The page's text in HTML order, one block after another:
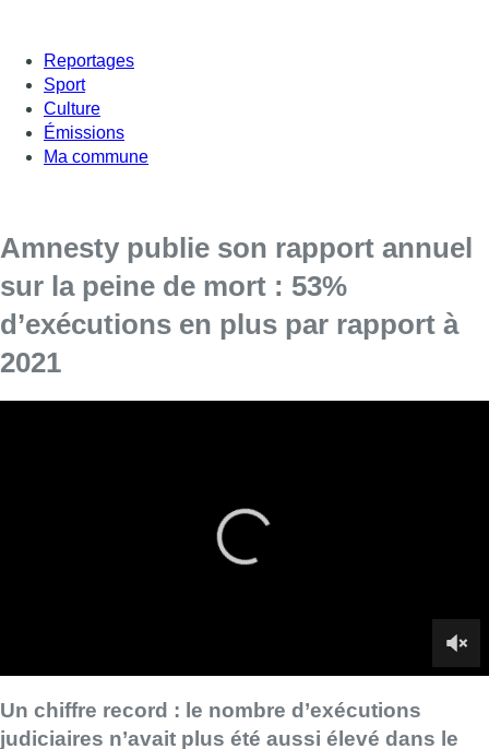
Reportages
Sport
Culture
Émissions
Ma commune
Amnesty publie son rapport annuel
sur la peine de mort : 53%
d’exécutions en plus par rapport à
2021
ces chiffres sont loin d’être la réalité.
différents en 2022. Une hausse de 53% par rapport à l’année
dernières années.
Mais ce chiffre correspond surtout aux données connues. La
réalité est tout autre : “Je pense à la Chine, qui comptent des